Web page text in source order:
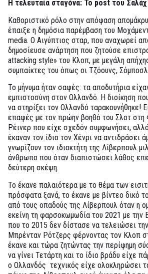
Η τελευταία σταγόνα: Το post του Σαλάχ
Καθοριστικό ρόλο στην απόφαση
έπαιξε η δημόσια παρέμβαση του
media. Ο Αιγύπτιος σταρ, που αναχωρεί
δημοσίευσε ανάρτηση που ζητούσε
attacking style» του Κλοπ, με μεγάλη
συμπαίκτες του όπως οι Τζόουνς,
Το μήνυμα ήταν σαφές: τα αποδυτήρια
εμπιστοσύνη στον Ολλανδό. Η διοίκηση
να στηρίξει τον Ολλανδό ταρακουνήθηκε!
επαφές με τον πρώην βοηθό του Σλοτ στη
Ρέινερ που είχε σχεδόν συμφωνήσει,
έκαναν τον ίδιο τον Χένρι να αντιδράσει
γνωρίζουν τον ιδιοκτήτη της Λίβερπουλ
άνθρωπο που όταν διαπιστώσει λάθος
δεύτερη σκέψη.
Το έκανε παλαιότερα με το θέμα των
πρόσφατα ξανά, το έκανε με βίντεο δικό
από τους οπαδούς της Λίβερπουλ όταν η
εκείνη τη φαρσοκωμωδία του 2021 με την
που το 2015 δεν δίστασε να τελειώσει
Μπρένταν Ρότζερς φέρνοντας τον Κλοπ
έκανε και τώρα ζητώντας την περίφημη
να γίνει Τετάρτη και το ίδιο βράδυ είχε
ο Ολλανδός τεχνικός είχε ολοκληρώσει